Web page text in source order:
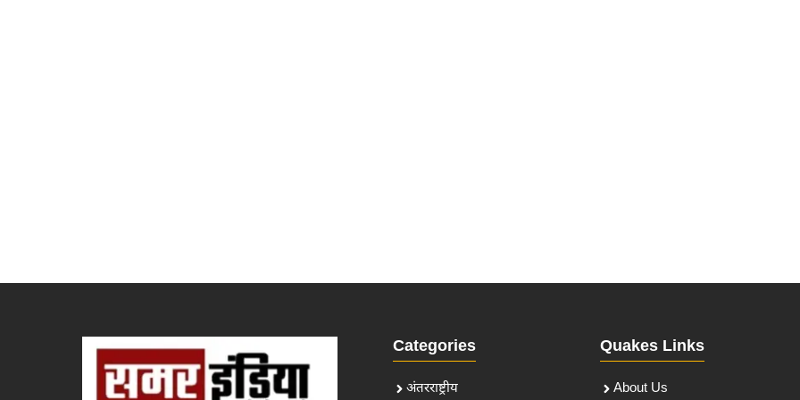
Categories
अंतरराष्ट्रीय
Quakes Links
About Us